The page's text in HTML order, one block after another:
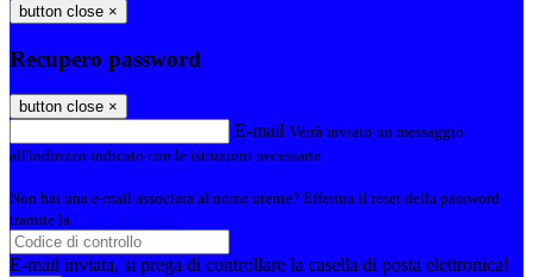
button close ×
Recupero password
button close ×
E-mail Verrà inviato un messaggio
all'indirizzo indicato con le istruzioni necessarie.
Non hai una e-mail associata al nome utente? Effettua il reset della password
tramite la
E-mail inviata, si prega di controllare la casella di posta elettronica!